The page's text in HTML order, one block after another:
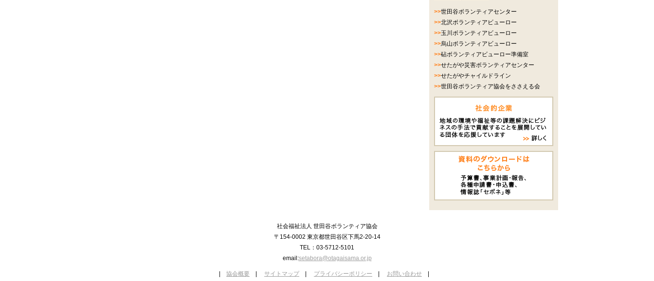
>>世田谷ボランティアセンター
>>北沢ボランティアビューロー
>>玉川ボランティアビューロー
>>烏山ボランティアビューロー
>>砧ボランティアビューロー準備室
>>せたがや災害ボランティアセンター
>>せたがやチャイルドライン
>>世田谷ボランティア協会をささえる会
社会福祉法人 世田谷ボランティア協会
〒154-0002 東京都世田谷区下馬2-20-14
TEL：03-5712-5101
email:setabora@otagaisama.or.jp
協会概要 サイトマップ プライバシーポリシー お問い合わせ